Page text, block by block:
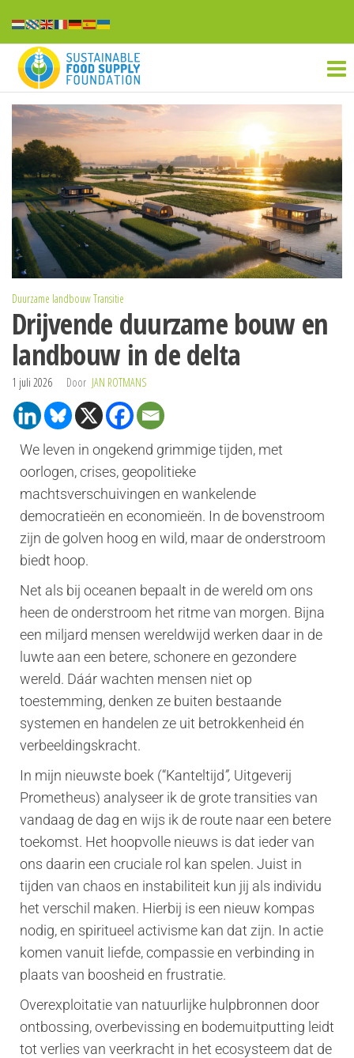
food
supply
Duurzame landbouwTransitie
Drijvende duurzame bouw en
landbouw in de delta
1 juli 2026 Door JAN ROTMANS
We leven in ongekend grimmige tijden, met
oorlogen, crises, geopolitieke
machtsverschuivingen en wankelende
democratieën en economieën. In de bovenstroom
zijn de golven hoog en wild, maar de onderstroom
biedt hoop.
Net als bij oceanen bepaalt in de wereld om ons
heen de onderstroom het ritme van morgen. Bijna
een miljard mensen wereldwijd werken daar in de
luwte aan een betere, schonere en gezondere
wereld. Dáár wachten mensen niet op
toestemming, denken ze buiten bestaande
systemen en handelen ze uit betrokkenheid én
verbeeldingskracht.
In mijn nieuwste boek (“Kanteltijd”, Uitgeverij
Prometheus) analyseer ik de grote transities van
vandaag de dag en wijs ik de route naar een betere
toekomst. Het hoopvolle nieuws is dat ieder van
ons daarin een cruciale rol kan spelen. Juist in
tijden van chaos en instabiliteit kun jij als individu
het verschil maken. Hierbij is een nieuw kompas
nodig, en spiritueel activisme kan dat zijn. In actie
komen vanuit liefde, compassie en verbinding in
plaats van boosheid en frustratie.
Overexploitatie van natuurlijke hulpbronnen door
ontbossing, overbevissing en bodemuitputting leidt
tot verlies van veerkracht in het ecosysteem dat de